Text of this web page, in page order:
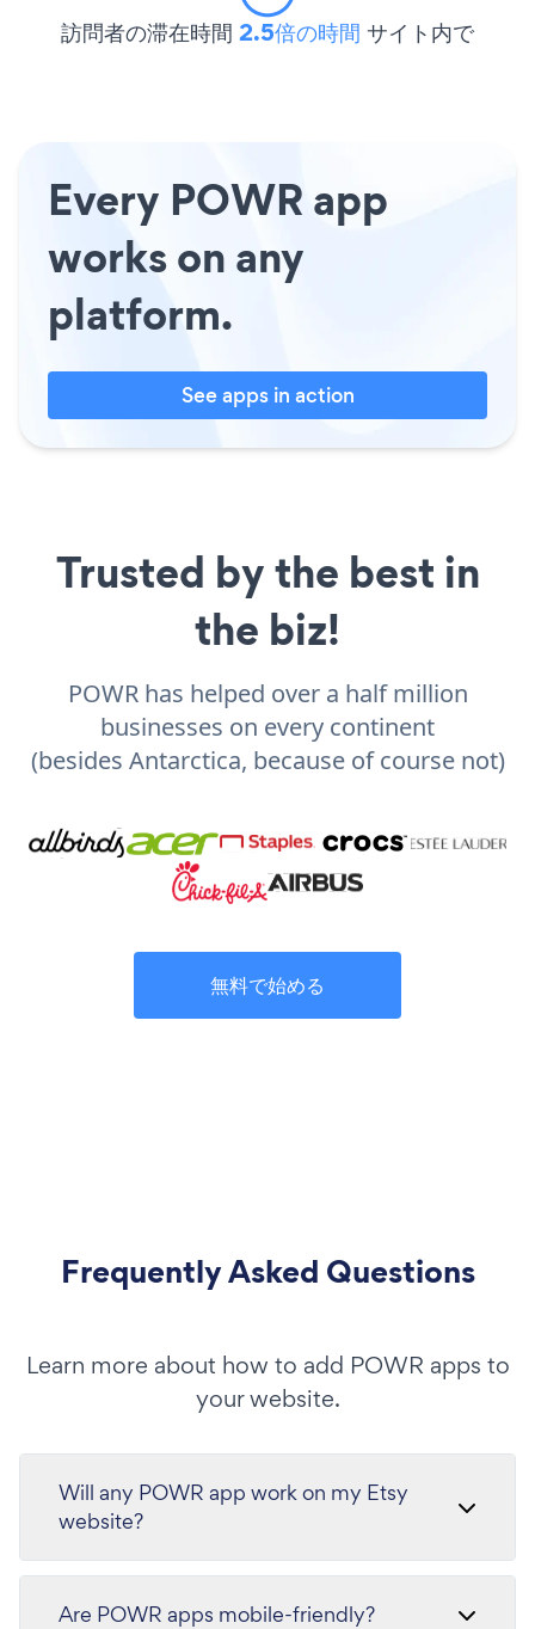
訪問者の滞在時間 2.5倍の時間 サイト内で
Every POWR app
works on any
platform.
See apps in action
Trusted by the best in
the biz!
POWR has helped over a half million
businesses on every continent
(besides Antarctica, because of course not)
無料で始める
Frequently Asked Questions
Learn more about how to add POWR apps to
your website.
Will any POWR app work on my Etsy
website?
Are POWR apps mobile-friendly?